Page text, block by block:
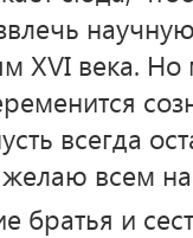
XVI века.
всегда
всем
братья и